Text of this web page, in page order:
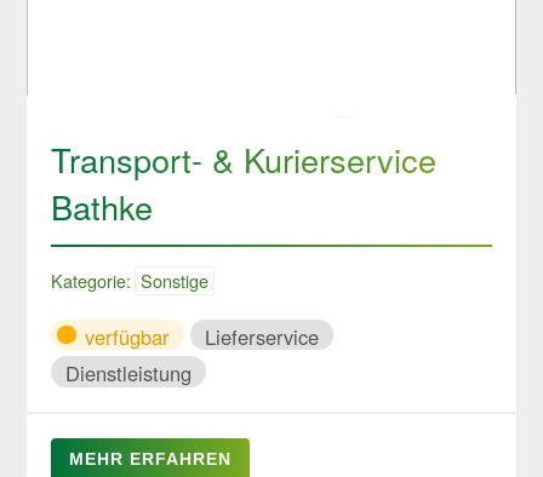
Transport- & Kurierservice
Bathke
Kategorie: Sonstige
verfügbar
Lieferservice
Dienstleistung
MEHR ERFAHREN